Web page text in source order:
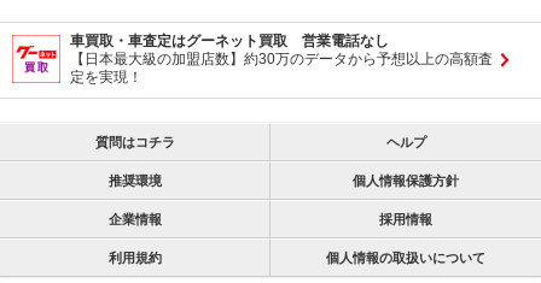
車買取・車査定はグーネット買取 営業電話なし
【日本最大級の加盟店数】約30万のデータから予想以上の高額査
定を実現！
質問はコチラ ヘルプ
推奨環境 個人情報保護方針
企業情報 採用情報
利用規約 個人情報の取扱いについて